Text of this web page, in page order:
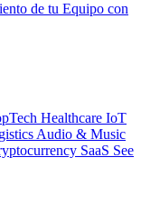
de tu Equipo con
Healthcare IoT
Audio & Music
SaaS See